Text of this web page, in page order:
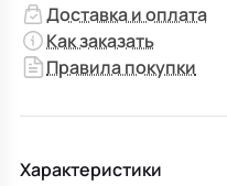
Доставка и оплата
Как заказать
Правила покупки
Характеристики